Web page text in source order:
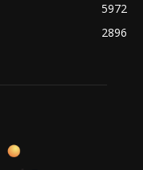
5972
2896